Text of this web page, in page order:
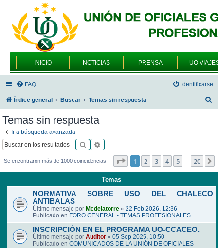
INICIO NOTICIAS PRENSA UO
FAQ Identificarse
Índice general Buscar Temas sin respuesta
Temas sin respuesta
Ir a búsqueda avanzada
Buscar
Se encontraron más de 1000 coincidencias Página de 20
1 2 3 4 5 … 20
Temas
NORMATIVA SOBRE USO DEL CHALECO
ANTIBALAS
Último mensaje por Mcdelatorre « 22 Feb 2026, 12:36
Publicado en FORO GENERAL - TEMAS PROFESIONALES
INSCRIPCIÓN EN EL PROGRAMA UO-CCACEO.
Último mensaje por Auditor « 05 Sep 2025, 10:50
Publicado en COMUNICADOS DE LA UNIÓN DE OFICIALES